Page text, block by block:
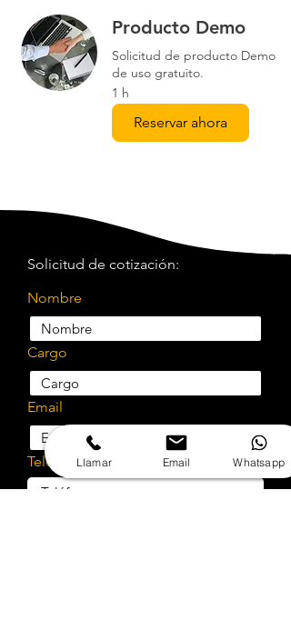
Producto Demo
Solicitud de producto Demo
de uso gratuito.
1 h
Reservar ahora
Solicitud de cotización:
Nombre
Cargo
Email
TeléfonoLlamar Email Whatsapp